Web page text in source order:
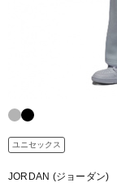
ユニセックス
JORDAN (ジョーダン)